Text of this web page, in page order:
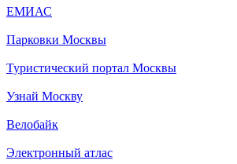
ЕМИАС
Парковки Москвы
Туристический портал Москвы
Узнай Москву
Велобайк
Электронный атлас